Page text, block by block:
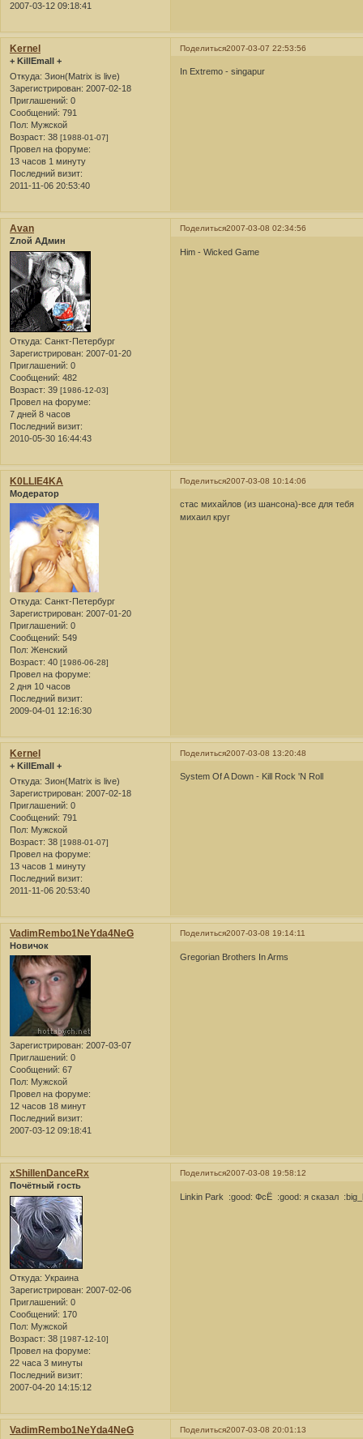
2007-03-12 09:18:41
Поделиться2007-03-07 22:53:56
Kernel
+ KillEmall +
Откуда: Зион(Matrix is live)
Зарегистрирован: 2007-02-18
Приглашений: 0
Сообщений: 791
Пол: Мужской
Возраст: 38 [1988-01-07]
Провел на форуме:
13 часов 1 минуту
Последний визит:
2011-11-06 20:53:40
In Extremo - singapur
Поделиться2007-03-08 02:34:56
Avan
Zлой АДмин
Откуда: Санкт-Петербург
Зарегистрирован: 2007-01-20
Приглашений: 0
Сообщений: 482
Возраст: 39 [1986-12-03]
Провел на форуме:
7 дней 8 часов
Последний визит:
2010-05-30 16:44:43
Him - Wicked Game
Поделиться2007-03-08 10:14:06
K0LLlE4KA
Модератор
Откуда: Санкт-Петербург
Зарегистрирован: 2007-01-20
Приглашений: 0
Сообщений: 549
Пол: Женский
Возраст: 40 [1986-06-28]
Провел на форуме:
2 дня 10 часов
Последний визит:
2009-04-01 12:16:30
стас михайлов (из шансона)-все для тебя
михаил круг
Поделиться2007-03-08 13:20:48
Kernel
+ KillEmall +
Откуда: Зион(Matrix is live)
Зарегистрирован: 2007-02-18
Приглашений: 0
Сообщений: 791
Пол: Мужской
Возраст: 38 [1988-01-07]
Провел на форуме:
13 часов 1 минуту
Последний визит:
2011-11-06 20:53:40
System Of A Down - Kill Rock 'N Roll
Поделиться2007-03-08 19:14:11
VadimRembo1NeYda4NeG
Новичок
Зарегистрирован: 2007-03-07
Приглашений: 0
Сообщений: 67
Пол: Мужской
Провел на форуме:
12 часов 18 минут
Последний визит:
2007-03-12 09:18:41
Gregorian Brothers In Arms
Поделиться2007-03-08 19:58:12
xShillenDanceRx
Почётный гость
Откуда: Украина
Зарегистрирован: 2007-02-06
Приглашений: 0
Сообщений: 170
Пол: Мужской
Возраст: 38 [1987-12-10]
Провел на форуме:
22 часа 3 минуты
Последний визит:
2007-04-20 14:15:12
Linkin Park :good: ФсЁ :good: я сказал
Поделиться2007-03-08 20:01:13
VadimRembo1NeYda4NeG